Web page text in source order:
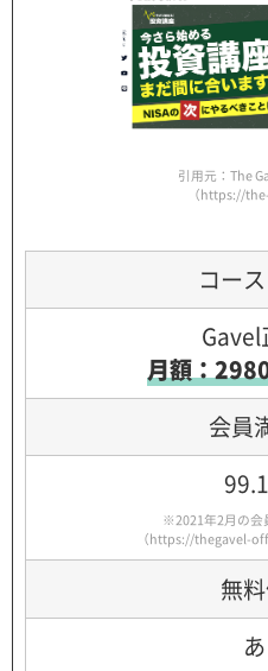
引用元：The
（https://
コー
Gavel
月額：
会員
※2021年2月の会
（https://thegavel-
無